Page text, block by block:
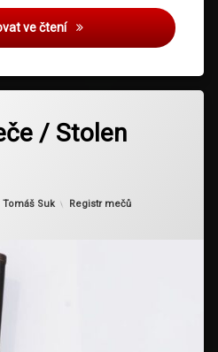
ve čteníCZ Sword Register No.002
/ Stolen
Tomáš Suk Kategorie:
Registr mečů